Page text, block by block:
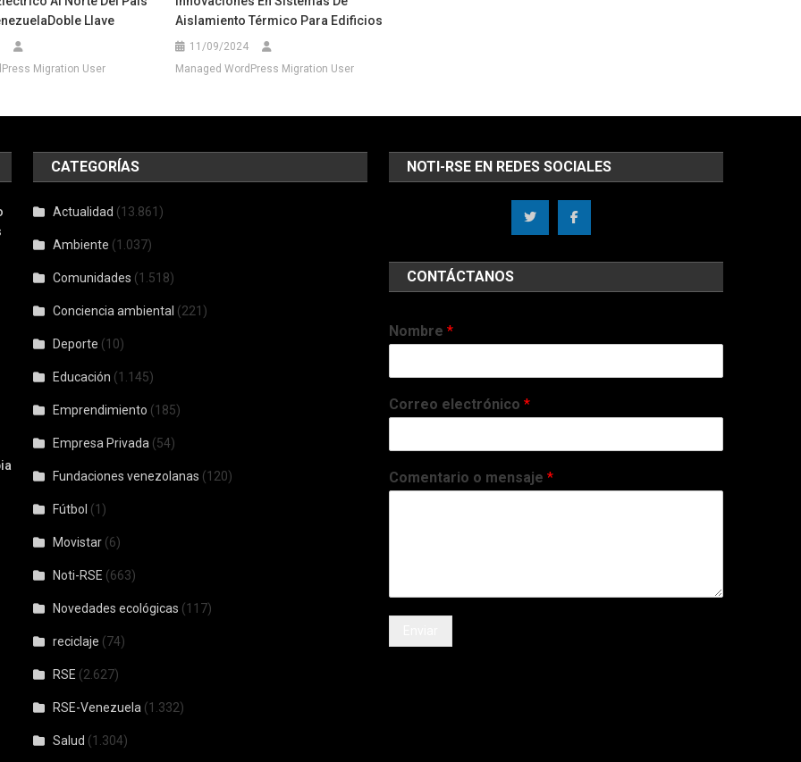
Llave
Migration User
Aislamiento Térmico Para Edificios
11/09/2024
Managed WordPress Migration User
CATEGORÍAS
Actualidad (13.861)
Ambiente (1.037)
Comunidades (1.518)
Conciencia ambiental (221)
Deporte (10)
Educación (1.145)
Emprendimiento (185)
Empresa Privada (54)
Fundaciones venezolanas (120)
Fútbol (1)
Movistar (6)
Noti-RSE (663)
Novedades ecológicas (117)
reciclaje (74)
RSE (2.627)
RSE-Venezuela (1.332)
Salud (1.304)
NOTI-RSE EN REDES SOCIALES
CONTÁCTANOS
Nombre *
Correo electrónico *
Comentario o mensaje *